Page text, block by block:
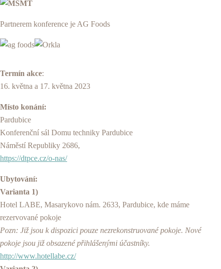
Partnerem konference je AG Foods
Termín akce:
16. května a 17. května 2023
Místo konání:
Pardubice
Konferenční sál Domu techniky Pardubice
Náměstí Republiky 2686,
https://dtpce.cz/o-nas/
Ubytování:
Varianta 1)
Hotel LABE, Masarykovo nám. 2633, Pardubice, kde máme
rezervované pokoje
Pozn: Již jsou k dispozici pouze nezrekonstruované pokoje. Nové
pokoje jsou již obsazené přihlášenými účastníky.
http://www.hotellabe.cz/